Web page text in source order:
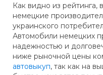
Как видно из рейтинга,
немецкие
украинского
Автомобили немецких
надежностью и
ниже рыночной цены
автовыкуп, так как на